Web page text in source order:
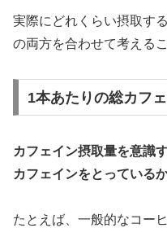
実際にどれくらい摂取す
の両方を合わせて考える
1本あたりの総カフ
カフェイン摂取量を意識
カフェインをとっている
たとえば、一般的なコー